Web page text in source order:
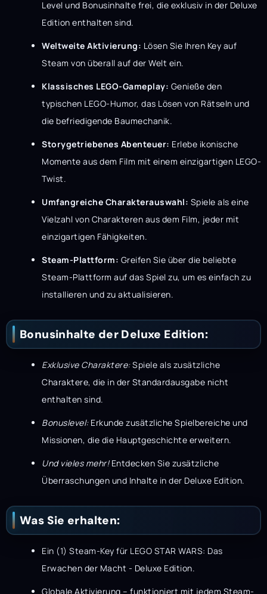
Level und Bonusinhalte frei, die exklusiv in der Deluxe
Edition enthalten sind.
Weltweite Aktivierung: Lösen Sie Ihren Key auf
Steam von überall auf der Welt ein.
Klassisches LEGO-Gameplay: Genieße den
typischen LEGO-Humor, das Lösen von Rätseln und
die befriedigende Baumechanik.
Storygetriebenes Abenteuer: Erlebe ikonische
Momente aus dem Film mit einem einzigartigen LEGO-
Twist.
Umfangreiche Charakterauswahl: Spiele als eine
Vielzahl von Charakteren aus dem Film, jeder mit
einzigartigen Fähigkeiten.
Steam-Plattform: Greifen Sie über die beliebte
Steam-Plattform auf das Spiel zu, um es einfach zu
installieren und zu aktualisieren.
Bonusinhalte der Deluxe Edition:
Exklusive Charaktere:Spiele als zusätzliche
Charaktere, die in der Standardausgabe nicht
enthalten sind.
Bonuslevel:Erkunde zusätzliche Spielbereiche und
Missionen, die die Hauptgeschichte erweitern.
Und vieles mehr!Entdecken Sie zusätzliche
Überraschungen und Inhalte in der Deluxe Edition.
Was Sie erhalten:
Ein (1) Steam-Key für LEGO STAR WARS: Das
Erwachen der Macht - Deluxe Edition.
Globale Aktivierung – funktioniert mit jedem Steam-